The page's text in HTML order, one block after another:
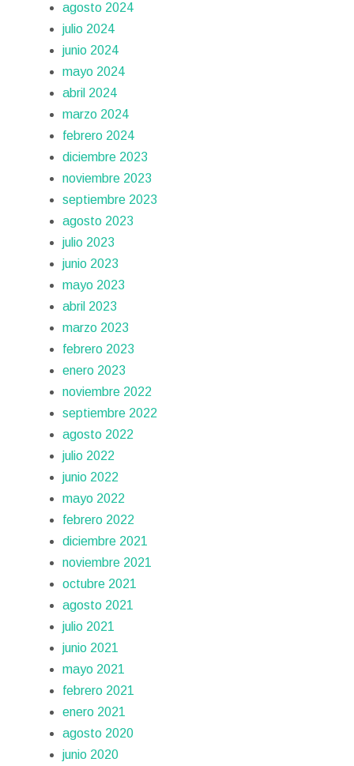
agosto 2024
julio 2024
junio 2024
mayo 2024
abril 2024
marzo 2024
febrero 2024
diciembre 2023
noviembre 2023
septiembre 2023
agosto 2023
julio 2023
junio 2023
mayo 2023
abril 2023
marzo 2023
febrero 2023
enero 2023
noviembre 2022
septiembre 2022
agosto 2022
julio 2022
junio 2022
mayo 2022
febrero 2022
diciembre 2021
noviembre 2021
octubre 2021
agosto 2021
julio 2021
junio 2021
mayo 2021
febrero 2021
enero 2021
agosto 2020
junio 2020